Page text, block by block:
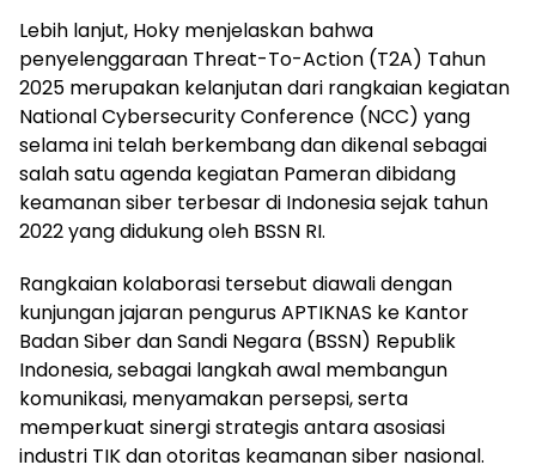
Lebih lanjut, Hoky menjelaskan bahwa
penyelenggaraan Threat-To-Action (T2A) Tahun
2025 merupakan kelanjutan dari rangkaian kegiatan
National Cybersecurity Conference (NCC) yang
selama ini telah berkembang dan dikenal sebagai
salah satu agenda kegiatan Pameran dibidang
keamanan siber terbesar di Indonesia sejak tahun
2022 yang didukung oleh BSSN RI.
Rangkaian kolaborasi tersebut diawali dengan
kunjungan jajaran pengurus APTIKNAS ke Kantor
Badan Siber dan Sandi Negara (BSSN) Republik
Indonesia, sebagai langkah awal membangun
komunikasi, menyamakan persepsi, serta
memperkuat sinergi strategis antara asosiasi
industri TIK dan otoritas keamanan siber nasional.